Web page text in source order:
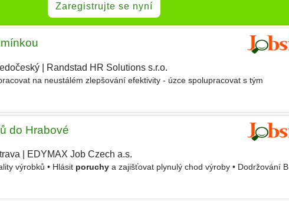
Zaregistrujte se nyní
| Randstad HR Solutions s.r.o.
na neustálém zlepšování efektivity - úzce spolupracovat s tým
do Hrabové
EDYMAX Job Czech a.s.
výrobků • Hlásit poruchya zajišťovat plynulý chod výroby • Dodržování B